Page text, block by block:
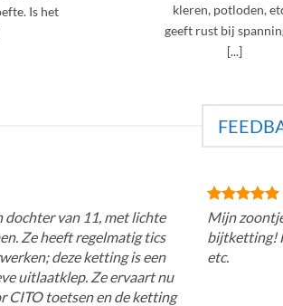
Is het
kleren, potloden,
geeft rust bij
[...]
van 11, met lichte
Ze heeft regelmatig tics
deze ketting is een
uitlaatklep. Ze ervaart nu
CITO toetsen en de ketting
Mijn
bijtketting!
etc.